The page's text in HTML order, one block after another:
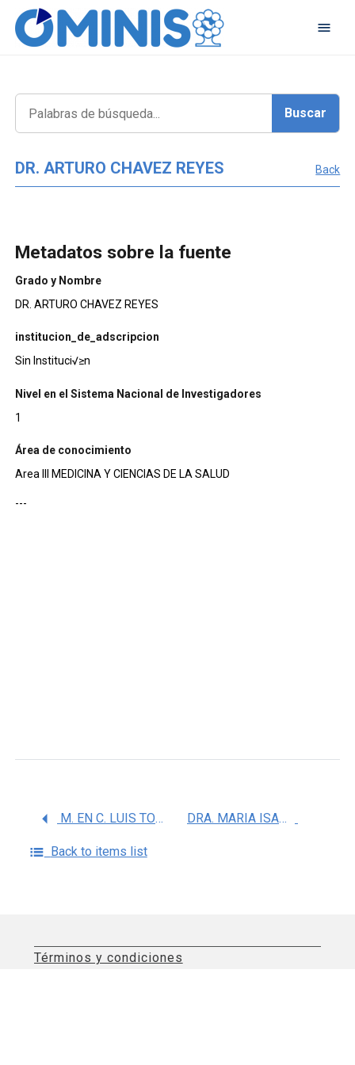
DR. ARTURO CHAVEZ REYES Back
Metadatos sobre la fuente
Grado y Nombre
DR. ARTURO CHAVEZ REYES
institucion_de_adscripcion
Sin Instituci√≥n
Nivel en el Sistema Nacional de Investigadores
1
Área de conocimiento
Area III MEDICINA Y CIENCIAS DE LA SALUD
---
M. EN C. LUIS TORRE BOUSCOULET DRA. MARIA ISABEL SADA OVALLE
Back to items list
Términos y condiciones